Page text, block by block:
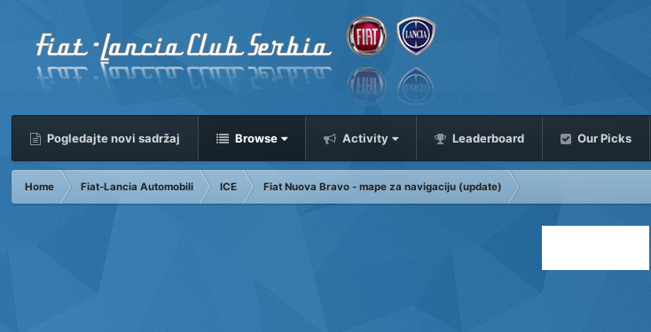
Pogledajte novi sadržaj Browse Activity Leaderboard Our Picks
Home Fiat-Lancia Automobili ICE Fiat Nuova Bravo - mape za navigaciju (update)